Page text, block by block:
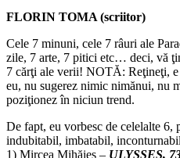
FLORIN TOMA (scriitor)
Cele 7 minuni, cele 7 râuri ale
zile, 7 arte, 7 pitici etc… deci, vă
7 cărţi ale verii! NOTĂ: Reţineţi, e
eu, nu sugerez nimic nimănui, nu
poziţionez în niciun trend.
De fapt, eu vorbesc de celelalte 6,
indubitabil, imbatabil,
1) Mircea Mihăieş – ULYSSES,